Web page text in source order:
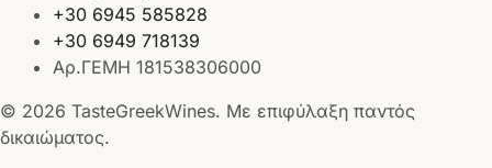
+30 6945 585828
+30 6949 718139
Αρ.ΓΕΜΗ 181538306000
© 2026 TasteGreekWines. Με επιφύλαξη παντός
δικαιώματος.